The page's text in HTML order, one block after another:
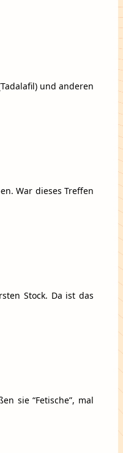
und anderen
War dieses Treffen
Stock. Da ist das
sie “Fetische”, mal